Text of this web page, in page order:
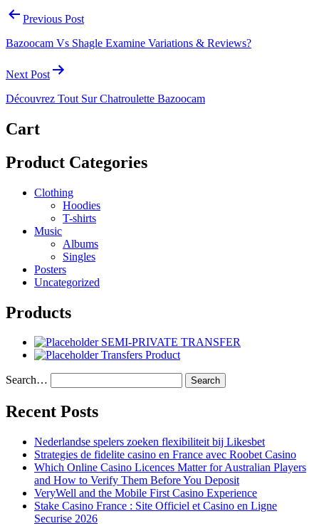
Previous Post
Bazoocam Vs Shagle Examine Variations & Reviews?
Next Post
Découvrez Tout Sur Chatroulette Bazoocam
Cart
Product Categories
Clothing
Hoodies
T-shirts
Music
Albums
Singles
Posters
Uncategorized
Products
SEMI-PRIVATE TRANSFER
Transfers Product
Search…
Recent Posts
Nederlandse spelers zoeken flexibiliteit bij Likesbet
Strategies de fidelite casino en France avec Roobet Casino
Which Online Casino Licences Matter for Australian Players
and How to Verify Them Before You Deposit
VeryWell and the Mobile First Casino Experience
Stake Casino France : Site Officiel et Casino en Ligne
Securise 2026